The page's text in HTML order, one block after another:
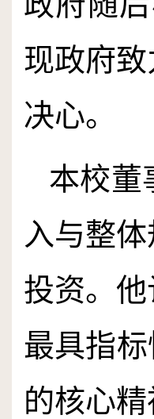
现政府
决心。
本校董
入与整
投资。
最具指
的核心精